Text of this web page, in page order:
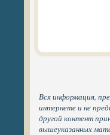
Вся информация,
интернете и не
другой контент
вышеуказанных